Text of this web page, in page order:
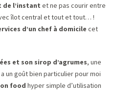
l’instant et ne pas courir entre
îlot central et tout et tout… !
d’un chef à domicile cet
et son sirop d’agrumes, une
un goût bien particulier pour moi
food hyper simple d’utilisation